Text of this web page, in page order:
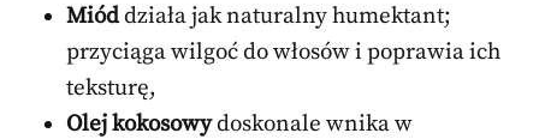
Mióddziała jak naturalny humektant;
przyciąga wilgoć do włosów i poprawia ich
teksturę,
Olej kokosowydoskonale wnika w